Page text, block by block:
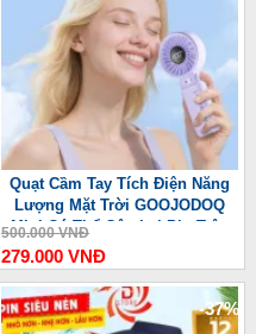
Quạt Cầm Tay Tích Điện Năng
Lượng Mặt Trời GOOJODOQ
Mini Có Thể Gập Lại Pin Trâu
3600 mAh
500.000 VNĐ
279.000 VNĐ
-37%